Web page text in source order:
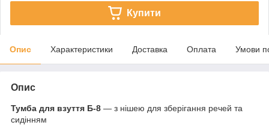
Купити
Опис Характеристики Доставка Оплата Умови
Опис
Тумба для взуття Б-8 ― з нішею для зберігання речей та
сидінням